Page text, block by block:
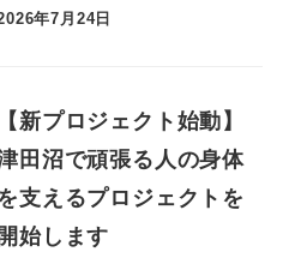
年7月24日
【新プロジェクト始動】
田沼で頑張る人の身体
を支えるプロジェクトを
開始します